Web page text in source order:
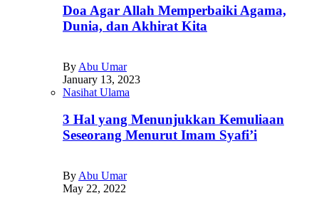
Doa Agar Allah Memperbaiki Agama,
Dunia, dan Akhirat Kita
By Abu Umar
January 13, 2023
Nasihat Ulama
3 Hal yang Menunjukkan Kemuliaan
Seseorang Menurut Imam Syafi’i
By Abu Umar
May 22, 2022